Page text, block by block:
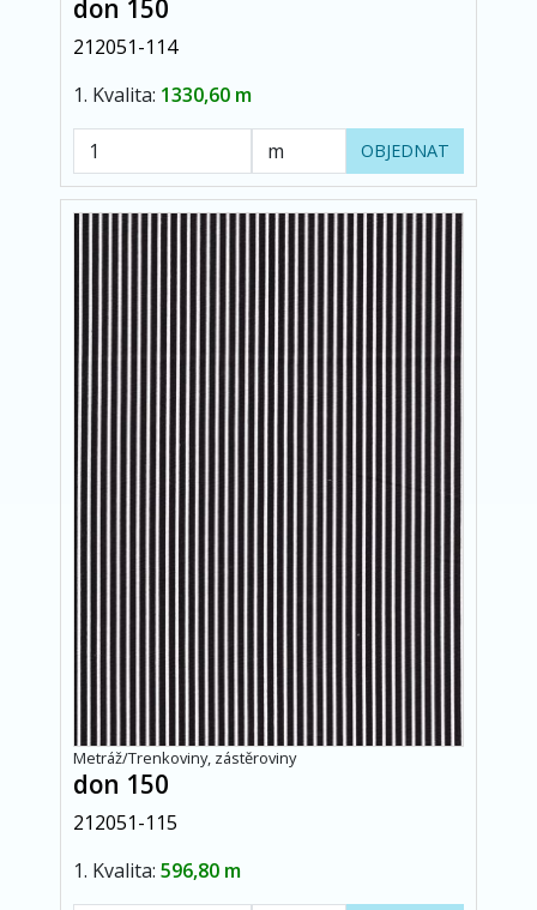
don 150
212051-114
1. Kvalita: 1330,60 m
OBJEDNAT
Metráž/Trenkoviny, zástěroviny
don 150
212051-115
1. Kvalita: 596,80 m